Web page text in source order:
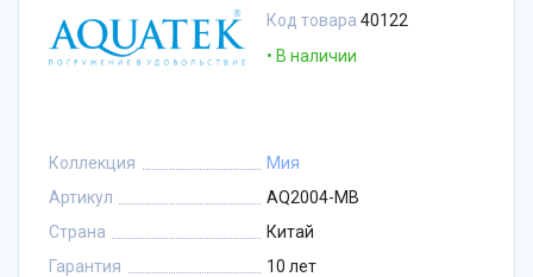
Код товара 40122
В наличии
Коллекция
Мия
Артикул
AQ2004-MB
Страна
Китай
Гарантия
10 лет